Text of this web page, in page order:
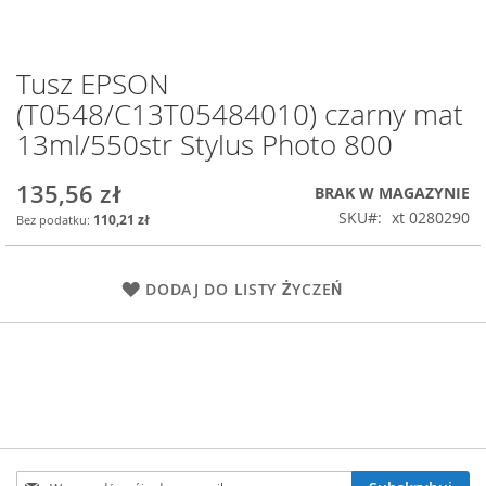
Przejdź
na
początek
galerii
Tusz EPSON
(T0548/C13T05484010) czarny mat
13ml/550str Stylus Photo 800
135,56 zł
110,21 zł
BRAK W MAGAZYNIE
SKU
xt 0280290
DODAJ DO LISTY ŻYCZEŃ
Subskrybuj